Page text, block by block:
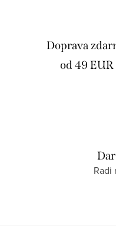
Doprava
od 49 EUR
Radi